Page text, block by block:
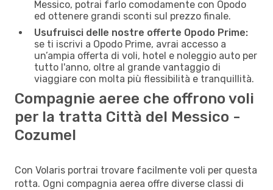
Messico, potrai farlo comodamente con Opodo
ed ottenere grandi sconti sul prezzo finale.
Usufruisci delle nostre offerte Opodo Prime:
se ti iscrivi a Opodo Prime, avrai accesso a
un’ampia offerta di voli, hotel e noleggio auto per
tutto l'anno, oltre al grande vantaggio di
viaggiare con molta più flessibilità e tranquillità.
Compagnie aeree che offrono voli
per la tratta Città del Messico -
Cozumel
Con Volaris portrai trovare facilmente voli per questa
rotta. Ogni compagnia aerea offre diverse classi di